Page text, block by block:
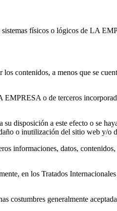
físicos o lógicos de LA
contenidos, a menos que se
o de terceros
disposición a este efecto o se
o inutilización del sitio web y/o
informaciones, datos,
en los Tratados
costumbres generalmente